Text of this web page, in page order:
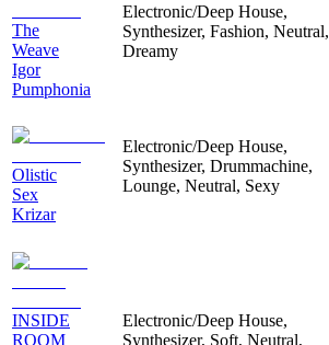
The
Weave
Igor
Pumphonia
Electronic/Deep House,
Synthesizer, Fashion, Neutral,
Dreamy
Olistic
Sex
Krizar
Electronic/Deep House,
Synthesizer, Drummachine,
Lounge, Neutral, Sexy
INSIDE
ROOM
Electronic/Deep House,
Synthesizer, Soft, Neutral,